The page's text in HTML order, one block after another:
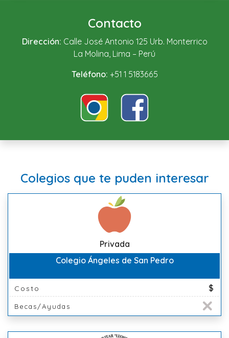
Contacto
Dirección: Calle José Antonio 125 Urb. Monterrico
La Molina, Lima – Perú
Teléfono: +51 1 5183665
Colegios que te puden interesar
Privada
Colegio Ángeles de San Pedro
Costo $
Becas/Ayudas